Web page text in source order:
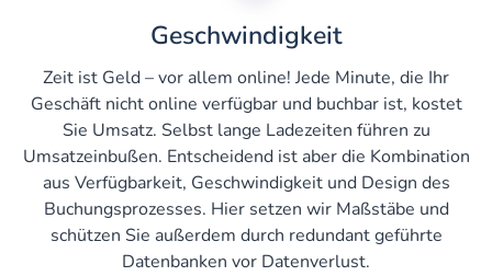
Geschwindigkeit
Zeit ist Geld – vor allem online! Jede Minute, die Ihr
Geschäft nicht online verfügbar und buchbar ist, kostet
Sie Umsatz. Selbst lange Ladezeiten führen zu
Umsatzeinbußen. Entscheidend ist aber die Kombination
aus Verfügbarkeit, Geschwindigkeit und Design des
Buchungsprozesses. Hier setzen wir Maßstäbe und
schützen Sie außerdem durch redundant geführte
Datenbanken vor Datenverlust.